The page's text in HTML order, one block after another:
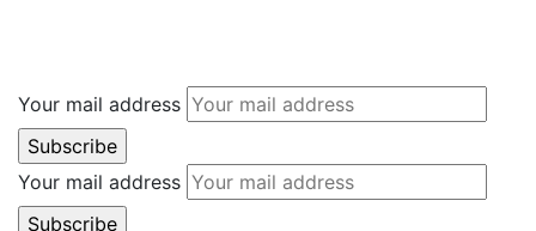
Your mail address
Your mail address